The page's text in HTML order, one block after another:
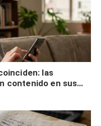
las
contenido en sus
validación